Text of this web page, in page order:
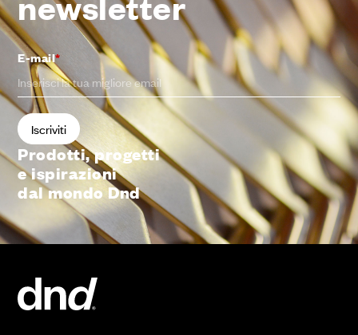
E-mail*
Prodotti, progetti
e ispirazioni
dal mondo Dnd